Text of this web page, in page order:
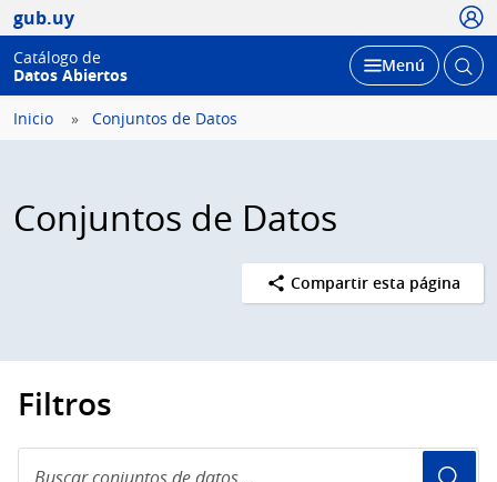
gub.uy
Catálogo de
Datos Abiertos
Desplegar
Menú Abrir
Inicio Conjuntos de Datos
Conjuntos de Datos
Compartir esta página
Filtros